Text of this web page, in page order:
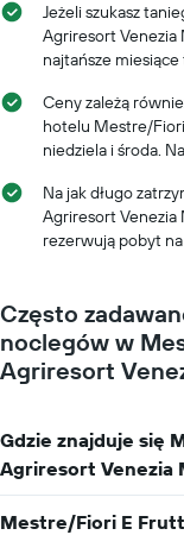
przedstawiającą
liczbę
dni
przed
przyjazdem
Wykres
ma
oś
przedstawiającą
za
pokój
Jeżeli szukasz
Agriresort Venezia
najtańsze
Ceny zależą
hotelu Mestre/
niedziela i środa.
Na jak długo
Agriresort Venezia
rezerwują pobyt na
Często
noclegów w
Agriresort
Gdzie znajduje się
Agriresort Venezia
Mestre/Fiori E